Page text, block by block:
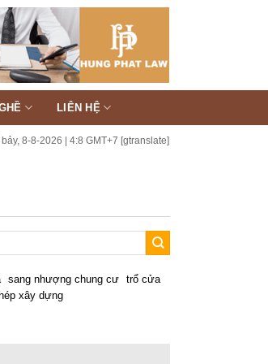
LIÊN HỆ
8-8-2026 | 4:8 GMT+7 [gtranslate]
sang nhượng chung cư
trổ cửa
xây dựng